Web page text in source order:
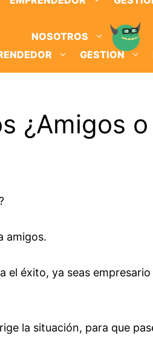
NOSOTROS
GESTION
¿Amigos o
amigos.
el éxito, ya seas empresario
la situación, para que